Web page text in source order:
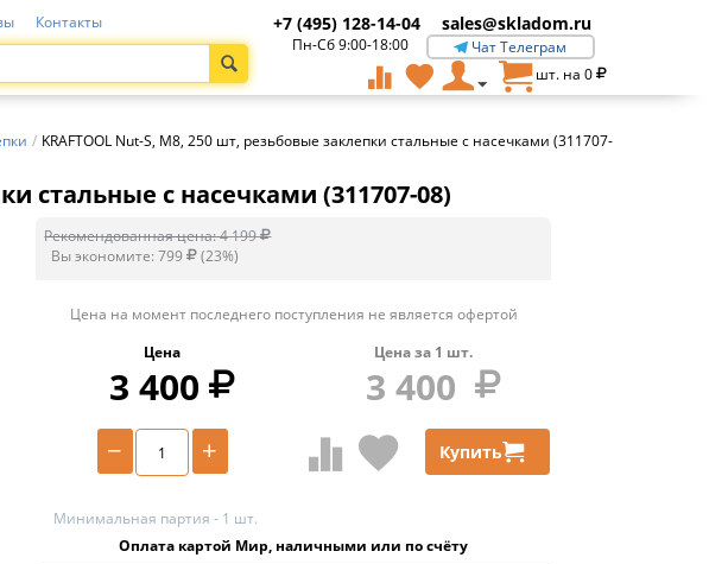
Контакты +7 (495) 128-14-04 sales@skladom.ru
Пн-Сб 9:00-18:00
Чат Телеграм
шт. на 0
/ KRAFTOOL Nut-S, М8, 250 шт, резьбовые заклепки стальные с насечками (311707-
стальные с насечками (311707-08)
Рекомендованная цена:4 199
Вы экономите:799 (23%)
Цена на момент последнего поступления не является офертой
Цена
3 400
Цена за 1 шт.
3 400
+
− Купить
Минимальная партия - 1 шт.
Оплата картой Мир, наличными или по счёту